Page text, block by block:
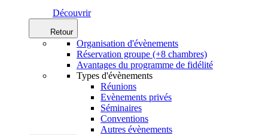
Découvrir
Retour
Organisation d'évènements
Réservation groupe (+8 chambres)
Avantages du programme de fidélité
Types d'évènements
Réunions
Evènements privés
Séminaires
Conventions
Autres évènements